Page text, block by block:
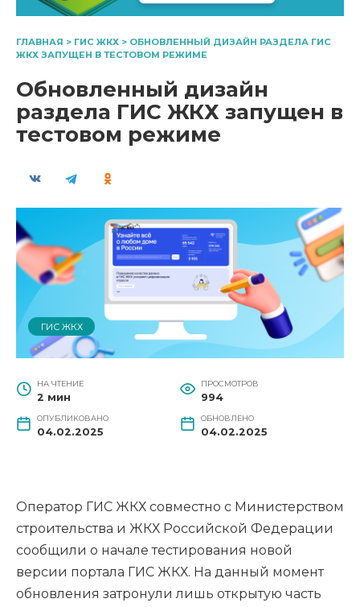
ГЛАВНАЯ > ГИС ЖКХ > ОБНОВЛЕННЫЙ ДИЗАЙН РАЗДЕЛА ГИС
ЖКХ ЗАПУЩЕН В ТЕСТОВОМ РЕЖИМЕ
Обновленный дизайн
раздела ГИС ЖКХ запущен в
тестовом режиме
ГИС ЖКХ
НА ЧТЕНИЕ
2 мин
ПРОСМОТРОВ
994
ОПУБЛИКОВАНО
04.02.2025
ОБНОВЛЕНО
04.02.2025
Оператор ГИС ЖКХ совместно с Министерством
строительства и ЖКХ Российской Федерации
сообщили о начале тестирования новой
версии портала ГИС ЖКХ. На данный момент
обновления затронули лишь открытую часть